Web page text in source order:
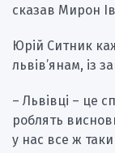
сказав Мирон
Юрій Ситник
львів’янам, із
– Львівці – це
роблять
у нас все ж